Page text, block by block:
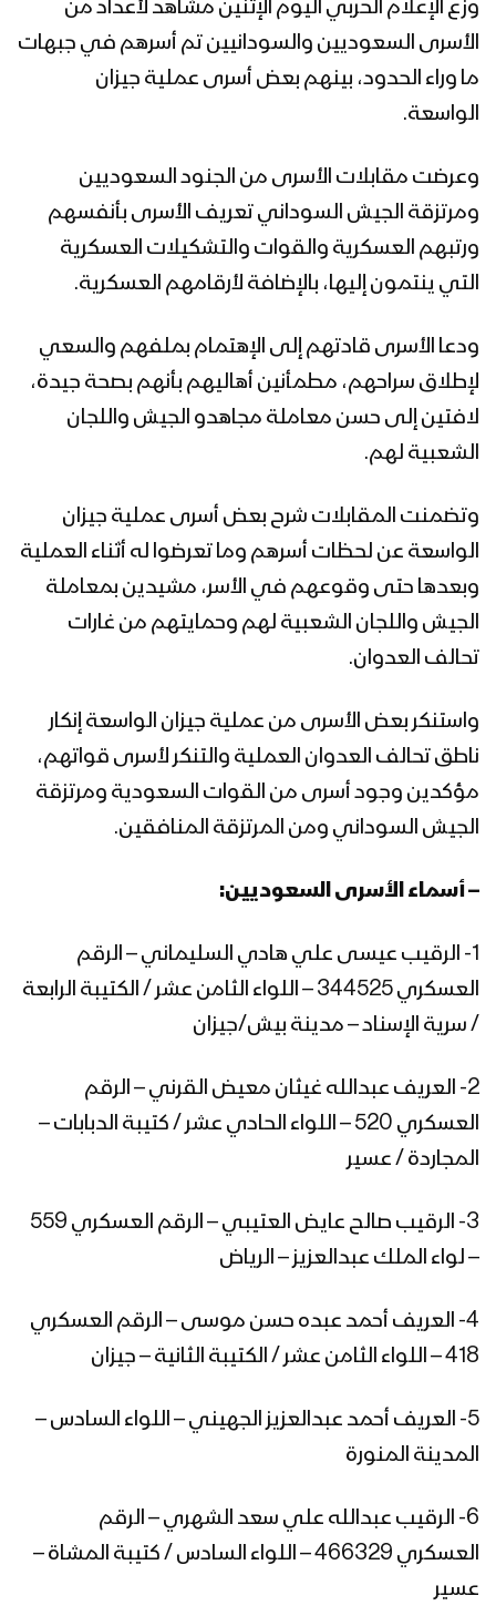
ميادين الجهاد – حلقات خاصة بعملية جيزان
الواسعة – ج3
مشاهد من عمليات قنص نوعية لوحدة
القناصة في جبهات جيزان – تقرير
برومو – ميادين الجهاد – حلقات خاصة
تحرير أكثر من 30 موقع قبالة جيزان – تنكيل
تنكيل
ميادين الجهاد – حلقات خاصة بعملية جيزان
الواسعة – ج2
إحراق آلية وإعطاب أخرى بعيارات نارية –
تنكيل
وجهنا أينما شئت – مع الله
لن نكل ولن نمل – مع الله
برومو – ميادين الجهاد – حلقات خاصة
تنكيل
الواسعة – مع الله
وزع الإعلام الحربي اليوم الإثنين مشاهد لأعداد من
الأسرى السعوديين والسودانيين تم أسرهم في جبهات
ما وراء الحدود، بينهم بعض أسرى عملية جيزان
الواسعة.
وعرضت مقابلات الأسرى من الجنود السعوديين
ومرتزقة الجيش السوداني تعريف الأسرى بأنفسهم
ورتبهم العسكرية والقوات والتشكيلات العسكرية
التي ينتمون إليها، بالإضافة لأرقامهم العسكرية.
ودعا الأسرى قادتهم إلى الإهتمام بملفهم والسعي
لإطلاق سراحهم، مطمأنين أهاليهم بأنهم بصحة جيدة،
لافتين إلى حسن معاملة مجاهدو الجيش واللجان
الشعبية لهم.
وتضمنت المقابلات شرح بعض أسرى عملية جيزان
الواسعة عن لحظات أسرهم وما تعرضوا له أثناء العملية
وبعدها حتى وقوعهم في الأسر، مشيدين بمعاملة
الجيش واللجان الشعبية لهم وحمايتهم من غارات
تحالف العدوان.
واستنكر بعض الأسرى من عملية جيزان الواسعة إنكار
ناطق تحالف العدوان العملية والتنكر لأسرى قواتهم،
مؤكدين وجود أسرى من القوات السعودية ومرتزقة
الجيش السوداني ومن المرتزقة المنافقين.
– أسماء الأسرى السعوديين:
1- الرقيب عيسى علي هادي السليماني – الرقم
العسكري 344525 – اللواء الثامن عشر / الكتيبة الرابعة
/ سرية الإسناد – مدينة بيش/جيزان
2- العريف عبدالله غيثان معيض القرني – الرقم
العسكري 520 – اللواء الحادي عشر / كتيبة الدبابات –
المجاردة / عسير
3- الرقيب صالح عايض العتيبي – الرقم العسكري 559
– لواء الملك عبدالعزيز – الرياض
4- العريف أحمد عبده حسن موسى – الرقم العسكري
418 – اللواء الثامن عشر / الكتيبة الثانية – جيزان
5- العريف أحمد عبدالعزيز الجهيني – اللواء السادس –
المدينة المنورة
6- الرقيب عبدالله علي سعد الشهري – الرقم
العسكري 466329 – اللواء السادس / كتيبة المشاة –
عسير